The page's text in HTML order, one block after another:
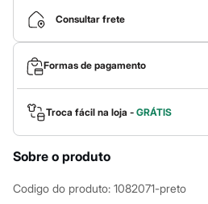
Bolsas
Bonés e Chapéus
Bijoux
Cintos
Óculos
Relógios
Calçados
Botas
Chinelos
Rasteirinhas
Sandálias
Sapatilhas
Tênis
Consultar frete
Formas de pagamento
Troca fácil na loja - GRÁTIS
Sobre o produto
Codigo do produto: 1082071-preto